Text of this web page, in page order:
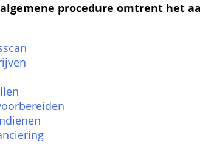
procedure omtrent het